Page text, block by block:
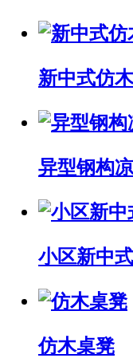
新中式仿
异型钢构
小区新中
仿木桌凳